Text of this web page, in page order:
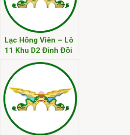
Lạc Hồng Viên – Lô
11 Khu D2 Đỉnh Đồi